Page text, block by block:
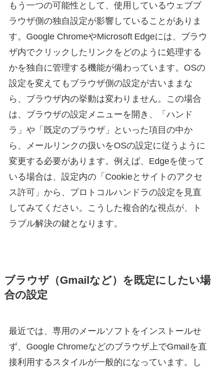
もう一つの可能性として、使用しているウェブブ
ラウザ側の独自設定が影響していることがありま
す。Google ChromeやMicrosoft Edgeには、ブラウ
ザ内でクリックしたリンクをどのように処理する
かを独自に管理する機能が備わっています。OSの
設定を変えてもブラウザ側の設定が古いままな
ら、ブラウザ内の挙動は変わりません。この場合
は、ブラウザの設定メニューを開き、「ハンド
ラ」や「既定のブラウザ」といった項目の中か
ら、メールリンクの扱いをOSの設定に従うように
変更する必要があります。例えば、Edgeを使って
いる場合は、設定内の「Cookieとサイトのアクセ
ス許可」から、プロトコルハンドラの設定を見直
してみてください。こうした複合的な視点が、ト
ラブル解決の鍵となります。
ブラウザ（Gmailなど）を既定にしたい場
合の設定
最近では、専用のメールソフトをインストールせ
ず、Google Chromeなどのブラウザ上でGmailを直
接利用するスタイルが一般的になっています。し